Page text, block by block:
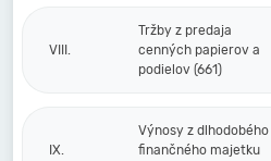
VIII.
Tržby z predaja
cenných papierov a
podielov (661)
IX.
Výnosy z dlhodobého
finančného majetku